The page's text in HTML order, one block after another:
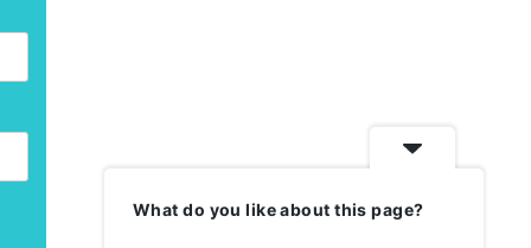
What do you like about this page?